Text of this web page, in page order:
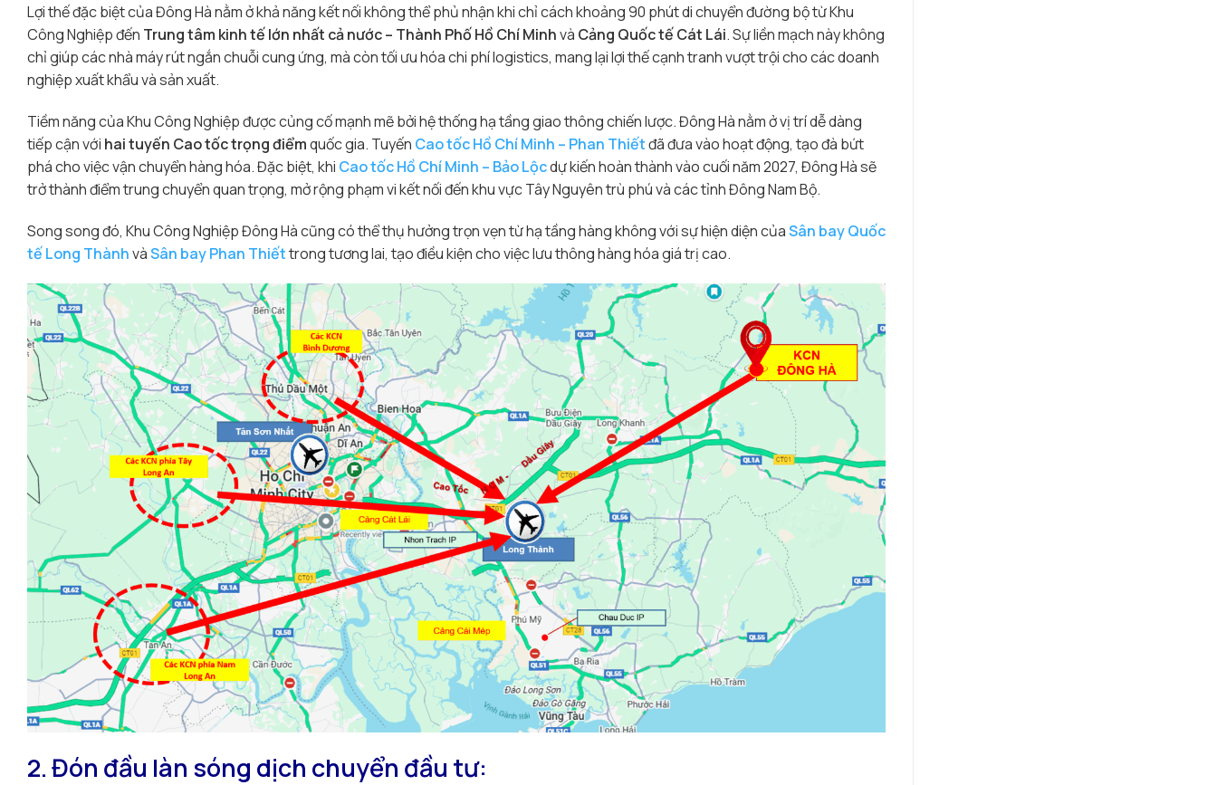
Lợi thế đặc biệt của Đông Hà nằm ở khả năng kết nối không thể phủ nhận khi chỉ cách khoảng 90 phút di chuyển đường bộ từ Khu
Công Nghiệp đến Trung tâm kinh tế lớn nhất cả nước – Thành Phố Hồ Chí Minhvà Cảng Quốc tế Cát Lái. Sự liền mạch này không
chỉ giúp các nhà máy rút ngắn chuỗi cung ứng, mà còn tối ưu hóa chi phí logistics, mang lại lợi thế cạnh tranh vượt trội cho các doanh
nghiệp xuất khẩu và sản xuất.
Tiềm năng của Khu Công Nghiệp được củng cố mạnh mẽ bởi hệ thống hạ tầng giao thông chiến lược. Đông Hà nằm ở vị trí dễ dàng
tiếp cận với hai tuyến Cao tốc trọng điểmquốc gia. Tuyến Cao tốc Hồ Chí Minh – Phan Thiếtđã đưa vào hoạt động, tạo đà bứt
phá cho việc vận chuyển hàng hóa. Đặc biệt, khi Cao tốc Hồ Chí Minh – Bảo Lộcdự kiến hoàn thành vào cuối năm 2027, Đông Hà sẽ
trở thành điểm trung chuyển quan trọng, mở rộng phạm vi kết nối đến khu vực Tây Nguyên trù phú và các tỉnh Đông Nam Bộ.
Song song đó, Khu Công Nghiệp Đông Hà cũng có thể thụ hưởng trọn vẹn từ hạ tầng hàng không với sự hiện diện củaSân bay Quốc
tế Long ThànhvàSân bay Phan Thiếttrong tương lai, tạo điều kiện cho việc lưu thông hàng hóa giá trị cao.
2. Đón đầu làn sóng dịch chuyển đầu tư: